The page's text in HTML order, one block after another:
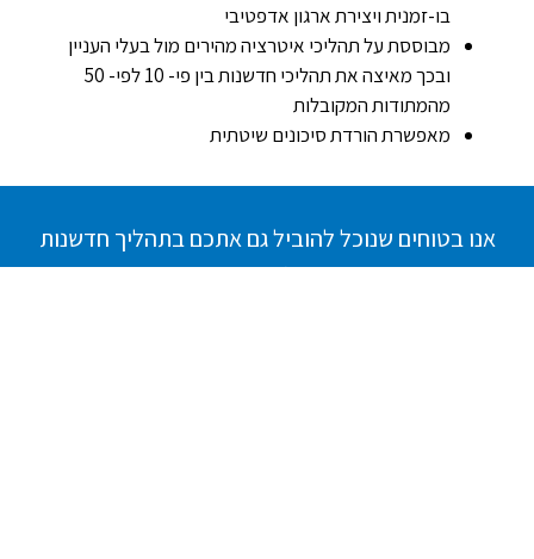
בו-זמנית ויצירת ארגון אדפטיבי
מבוססת על תהליכי איטרציה מהירים מול בעלי העניין
ובכך מאיצה את תהליכי חדשנות בין פי- 10 לפי- 50
מהמתודות המקובלות
מאפשרת הורדת סיכונים שיטתית
אנו בטוחים שנוכל להוביל גם אתכם בתהליך חדשנות
אפקטיבי ורווחי